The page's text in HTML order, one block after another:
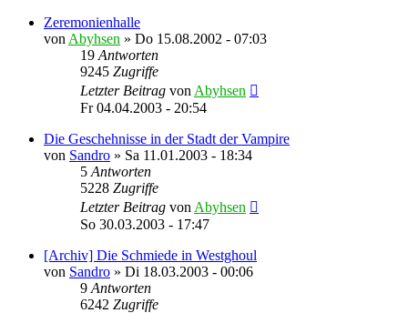
Zeremonienhalle
von Abyhsen » Do 15.08.2002 - 07:03
19 Antworten
9245 Zugriffe
Letzter Beitrag von Abyhsen
Fr 04.04.2003 - 20:54
Die Geschehnisse in der Stadt der Vampire
von Sandro » Sa 11.01.2003 - 18:34
5 Antworten
5228 Zugriffe
Letzter Beitrag von Abyhsen
So 30.03.2003 - 17:47
[Archiv] Die Schmiede in Westghoul
von Sandro » Di 18.03.2003 - 00:06
9 Antworten
6242 Zugriffe